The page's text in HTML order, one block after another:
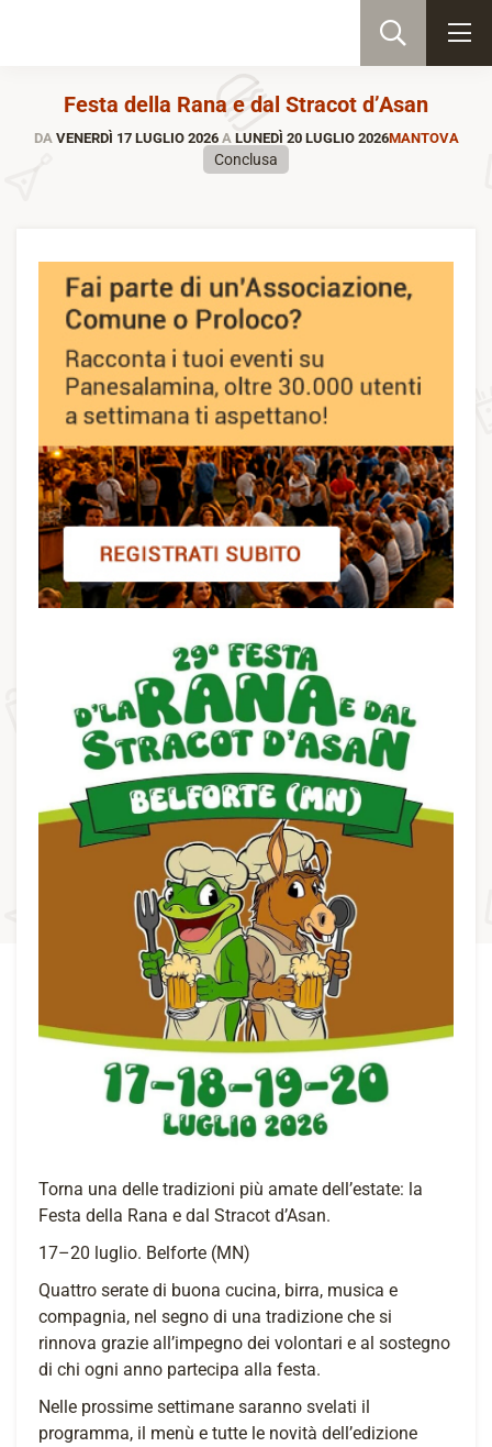
Festa della Rana e dal Stracot d’Asan
DAVENERDÌ 17 LUGLIO 2026 ALUNEDÌ 20 LUGLIO 2026MANTOVA
Conclusa
Torna una delle tradizioni più amate dell’estate: la
Festa della Rana e dal Stracot d’Asan.
17–20 luglio. Belforte (MN)
Quattro serate di buona cucina, birra, musica e
compagnia, nel segno di una tradizione che si
rinnova grazie all’impegno dei volontari e al sostegno
di chi ogni anno partecipa alla festa.
Nelle prossime settimane saranno svelati il
programma, il menù e tutte le novità dell’edizione